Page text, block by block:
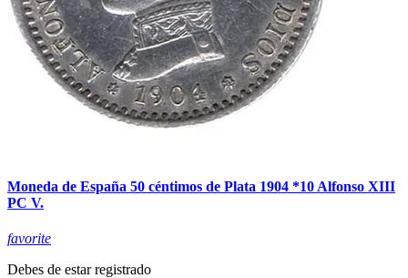
Moneda de España 50 céntimos de Plata 1904 *10 Alfonso XIII
PC V.
favorite
Debes de estar registrado